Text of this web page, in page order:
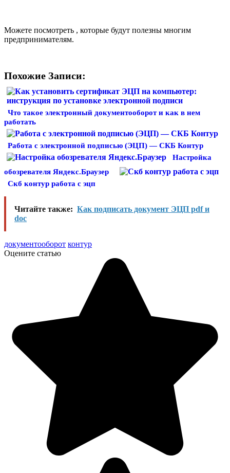
Можете посмотреть , которые будут полезны многим
предпринимателям.
Похожие Записи:
Что такое электронный документооборот и как в нем
работать
Работа с электронной подписью (ЭЦП) — СКБ Контур
Настройка
обозревателя Яндекс.Браузер
Скб контур работа с эцп
Читайте также: Как подписать документ ЭЦП pdf и
doc
документооборот контур
Оцените статью